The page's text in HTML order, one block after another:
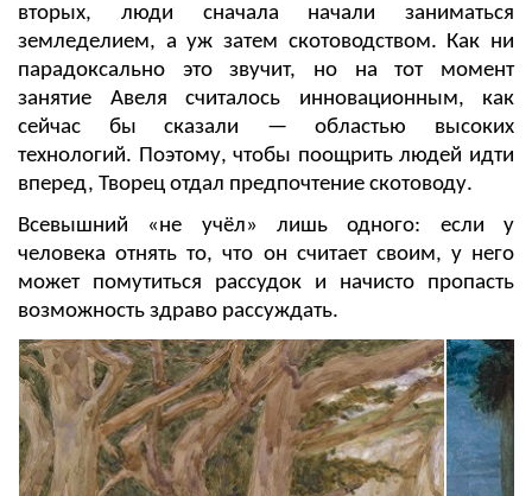
вторых, люди сначала начали заниматься
земледелием, а уж затем скотоводством. Как ни
парадоксально это звучит, но на тот момент
занятие Авеля считалось инновационным, как
сейчас бы сказали — областью высоких
технологий. Поэтому, чтобы поощрить людей идти
вперед, Творец отдал предпочтение скотоводу.
Всевышний «не учёл» лишь одного: если у
человека отнять то, что он считает своим, у него
может помутиться рассудок и начисто пропасть
возможность здраво рассуждать.